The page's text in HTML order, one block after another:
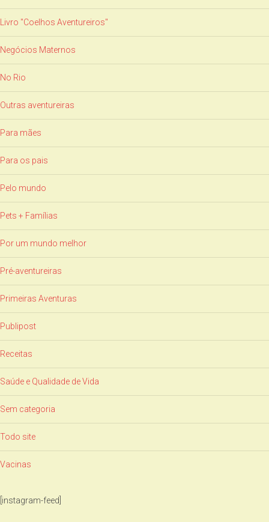
Livro "Coelhos Aventureiros"
Negócios Maternos
No Rio
Outras aventureiras
Para mães
Para os pais
Pelo mundo
Pets + Famílias
Por um mundo melhor
Pré-aventureiras
Primeiras Aventuras
Publipost
Receitas
Saúde e Qualidade de Vida
Sem categoria
Todo site
Vacinas
[instagram-feed]